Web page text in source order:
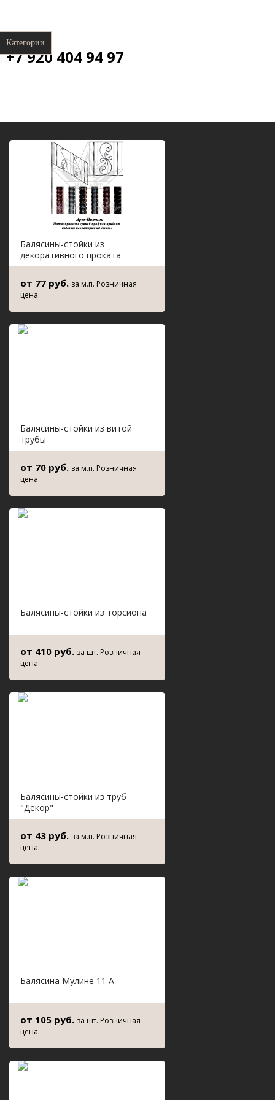
+7 920 404 94 97
Балясины-стойки из
декоративного проката
от 77 руб. за м.п. Розничная
цена.
Балясины-стойки из витой
трубы
от 70 руб. за м.п. Розничная
цена.
Балясины-стойки из торсиона
от 410 руб. за шт. Розничная
цена.
Балясины-стойки из труб
"Декор"
от 43 руб. за м.п. Розничная
цена.
Балясина Мулине 11 А
от 105 руб. за шт. Розничная
цена.
Категории